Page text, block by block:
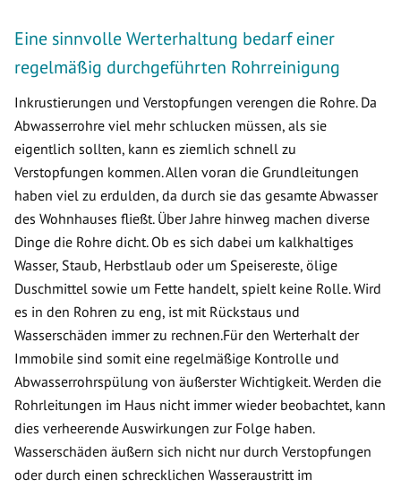
Eine sinnvolle Werterhaltung bedarf einer
regelmäßig durchgeführten Rohrreinigung
Inkrustierungen und Verstopfungen verengen die Rohre. Da
Abwasserrohre viel mehr schlucken müssen, als sie
eigentlich sollten, kann es ziemlich schnell zu
Verstopfungen kommen. Allen voran die Grundleitungen
haben viel zu erdulden, da durch sie das gesamte Abwasser
des Wohnhauses fließt. Über Jahre hinweg machen diverse
Dinge die Rohre dicht. Ob es sich dabei um kalkhaltiges
Wasser, Staub, Herbstlaub oder um Speisereste, ölige
Duschmittel sowie um Fette handelt, spielt keine Rolle. Wird
es in den Rohren zu eng, ist mit Rückstaus und
Wasserschäden immer zu rechnen.Für den Werterhalt der
Immobile sind somit eine regelmäßige Kontrolle und
Abwasserrohrspülung von äußerster Wichtigkeit. Werden die
Rohrleitungen im Haus nicht immer wieder beobachtet, kann
dies verheerende Auswirkungen zur Folge haben.
Wasserschäden äußern sich nicht nur durch Verstopfungen
oder durch einen schrecklichen Wasseraustritt im